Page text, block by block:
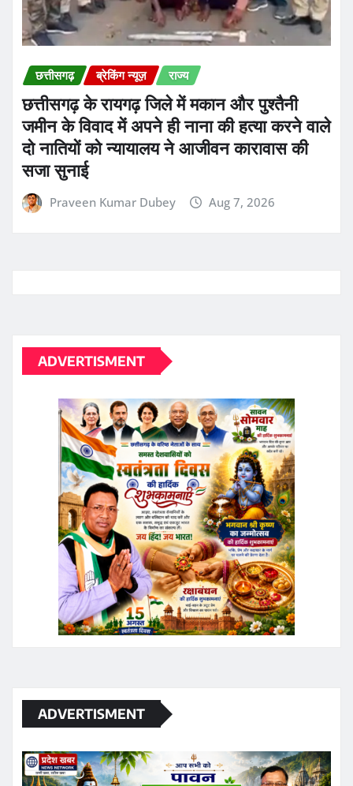
छत्तीसगढ़ ब्रेकिंग न्यूज़ राज्य
छत्तीसगढ़ के रायगढ़ जिले में मकान और पुश्तैनी
जमीन के विवाद में अपने ही नाना की हत्या करने वाले
दो नातियों को न्यायालय ने आजीवन कारावास की
ADVERTISMENT
ADVERTISMENT